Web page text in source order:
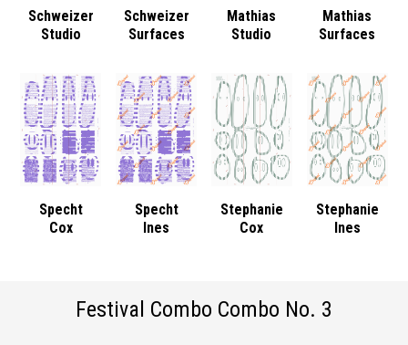
Schweizer
Studio
Schweizer
Surfaces
Mathias
Studio
Mathias
Surfaces
Specht
Cox
Specht
Ines
Stephanie
Cox
Stephanie
Ines
Festival Combo Combo No. 3